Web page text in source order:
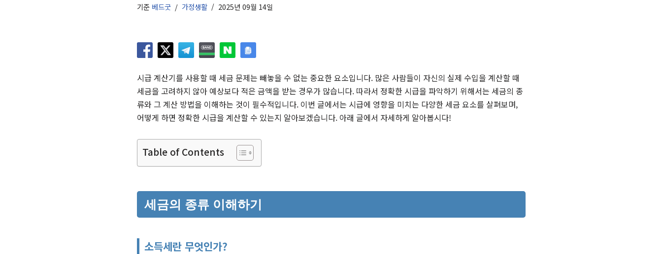
기준 베드굿 가정생활 2025년 09월 14일
시급 계산기를 사용할 때 세금 문제는 빼놓을 수 없는 중요한 요소입니다. 많은 사람들이 자신의 실제 수입을 계산할 때
세금을 고려하지 않아 예상보다 적은 금액을 받는 경우가 많습니다. 따라서 정확한 시급을 파악하기 위해서는 세금의 종
류와 그 계산 방법을 이해하는 것이 필수적입니다. 이번 글에서는 시급에 영향을 미치는 다양한 세금 요소를 살펴보며,
어떻게 하면 정확한 시급을 계산할 수 있는지 알아보겠습니다. 아래 글에서 자세하게 알아봅시다!
Table of Contents
세금의 종류 이해하기
소득세란 무엇인가?